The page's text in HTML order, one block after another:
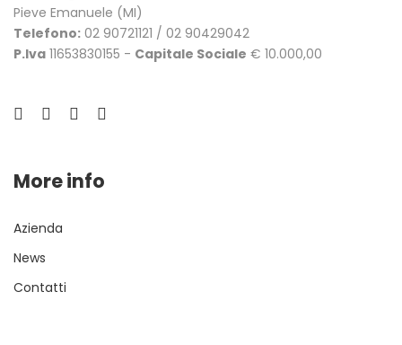
Pieve Emanuele (MI)
Telefono: 02 90721121 / 02 90429042
P.Iva 11653830155 - Capitale Sociale € 10.000,00
More info
Azienda
News
Contatti